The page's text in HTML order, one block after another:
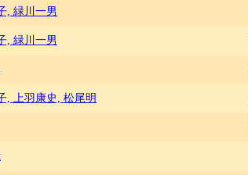
, 緑川一男
, 緑川一男
, 上羽康史, 松尾明